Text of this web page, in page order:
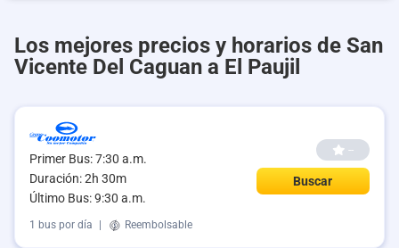
Los mejores precios y horarios de San
Vicente Del Caguan a El Paujil
Primer Bus: 7:30 a.m.
Duración: 2h 30m
Último Bus: 9:30 a.m.
--
Buscar
1 bus por día Reembolsable